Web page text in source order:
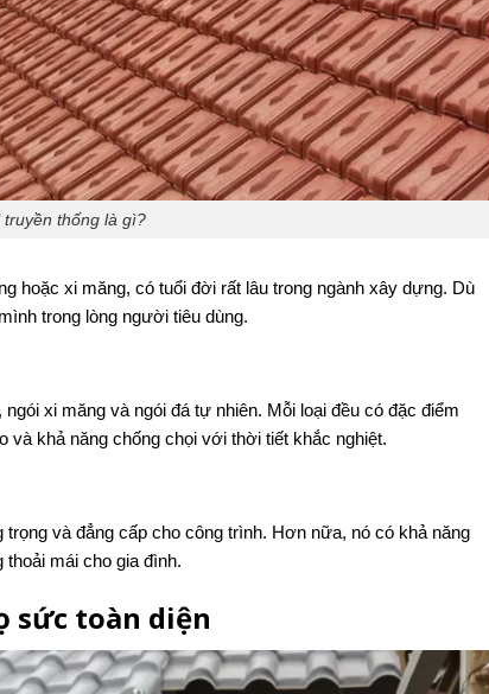
truyền thống là gì?
hoặc xi măng, có tuổi đời rất lâu trong ngành xây dựng. Dù
trong lòng người tiêu dùng.
xi măng và ngói đá tự nhiên. Mỗi loại đều có đặc điểm
và khả năng chống chọi với thời tiết khắc nghiệt.
và đẳng cấp cho công trình. Hơn nữa, nó có khả năng
mái cho gia đình.
sức toàn diện